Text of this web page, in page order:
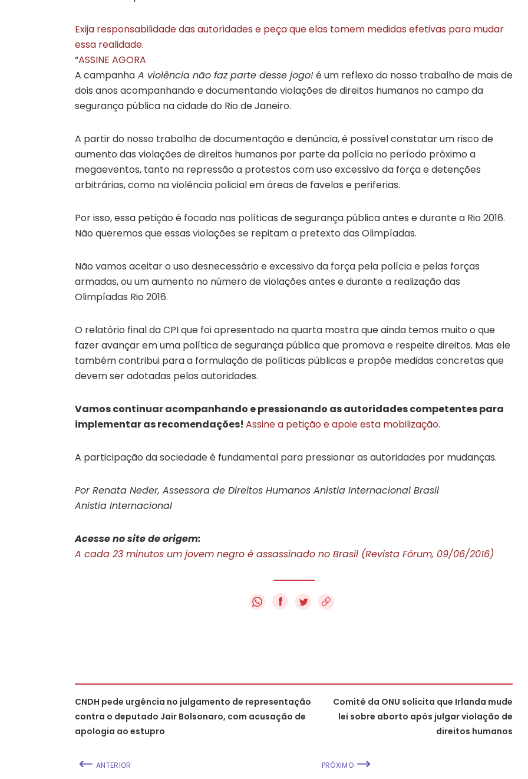
Exija responsabilidade das autoridades e peça que elas tomem medidas efetivas para mudar
essa realidade.
“ASSINE AGORA
A campanha A violência não faz parte desse jogo!é um reflexo do nosso trabalho de mais de
dois anos acompanhando e documentando violações de direitos humanos no campo da
segurança pública na cidade do Rio de Janeiro.
A partir do nosso trabalho de documentação e denúncia, é possível constatar um risco de
aumento das violações de direitos humanos por parte da polícia no período próximo a
megaeventos, tanto na repressão a protestos com uso excessivo da força e detenções
arbitrárias, como na violência policial em áreas de favelas e periferias.
Por isso, essa petição é focada nas políticas de segurança pública antes e durante a Rio 2016.
Não queremos que essas violações se repitam a pretexto das Olimpíadas.
Não vamos aceitar o uso desnecessário e excessivo da força pela polícia e pelas forças
armadas, ou um aumento no número de violações antes e durante a realização das
Olimpíadas Rio 2016.
O relatório final da CPI que foi apresentado na quarta mostra que ainda temos muito o que
fazer avançar em uma política de segurança pública que promova e respeite direitos. Mas ele
também contribui para a formulação de políticas públicas e propõe medidas concretas que
devem ser adotadas pelas autoridades.
Vamos continuar acompanhando e pressionando as autoridades competentes para
implementar as recomendações! Assine a petição e apoie esta mobilização.
A participação da sociedade é fundamental para pressionar as autoridades por mudanças.
Por Renata Neder, Assessora de Direitos Humanos Anistia Internacional Brasil
Anistia Internacional
Acesse no site de origem:
A cada 23 minutos um jovem negro é assassinado no Brasil (Revista Fórum, 09/06/2016)
f
CNDH pede urgência no julgamento de representação
contra o deputado Jair Bolsonaro, com acusação de
apologia ao estupro
ANTERIOR
Comitê da ONU solicita que Irlanda mude
lei sobre aborto após julgar violação de
direitos humanos
PRÓXIMO